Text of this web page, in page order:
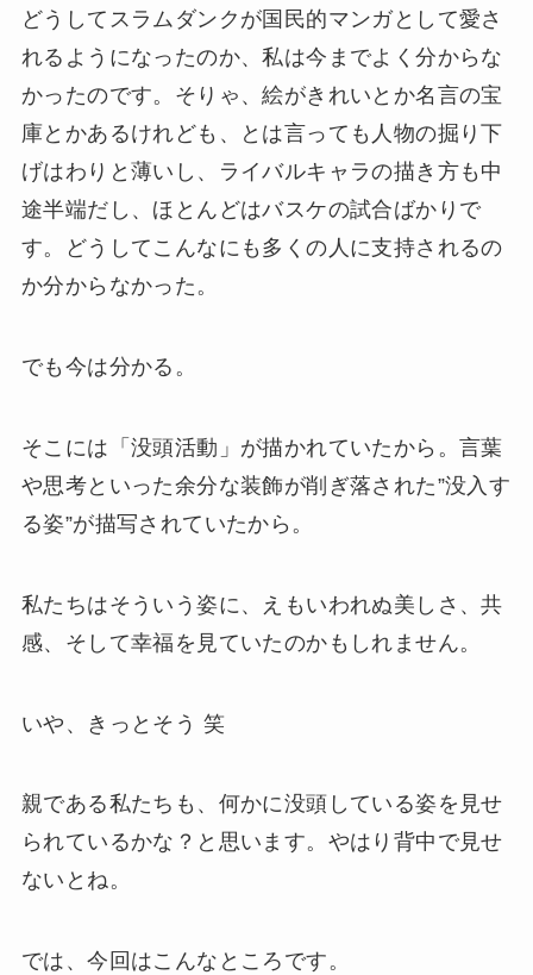
どうしてスラムダンクが国民的マンガとして愛さ
れるようになったのか、私は今までよく分からな
かったのです。そりゃ、絵がきれいとか名言の宝
庫とかあるけれども、とは言っても人物の掘り下
げはわりと薄いし、ライバルキャラの描き方も中
途半端だし、ほとんどはバスケの試合ばかりで
す。どうしてこんなにも多くの人に支持されるの
か分からなかった。
でも今は分かる。
そこには「没頭活動」が描かれていたから。言葉
や思考といった余分な装飾が削ぎ落された”没入す
る姿”が描写されていたから。
私たちはそういう姿に、えもいわれぬ美しさ、共
感、そして幸福を見ていたのかもしれません。
いや、きっとそう 笑
親である私たちも、何かに没頭している姿を見せ
られているかな？と思います。やはり背中で見せ
ないとね。
では、今回はこんなところです。